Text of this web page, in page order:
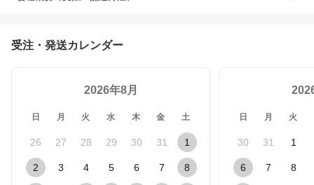
受注・発送カレンダー
2026年8月
日 月 火 水 木 金 土
26 27 28 29 30 31 1
2 3 4 5 6 7 8
日 月 火
30 31 1
6 7 8